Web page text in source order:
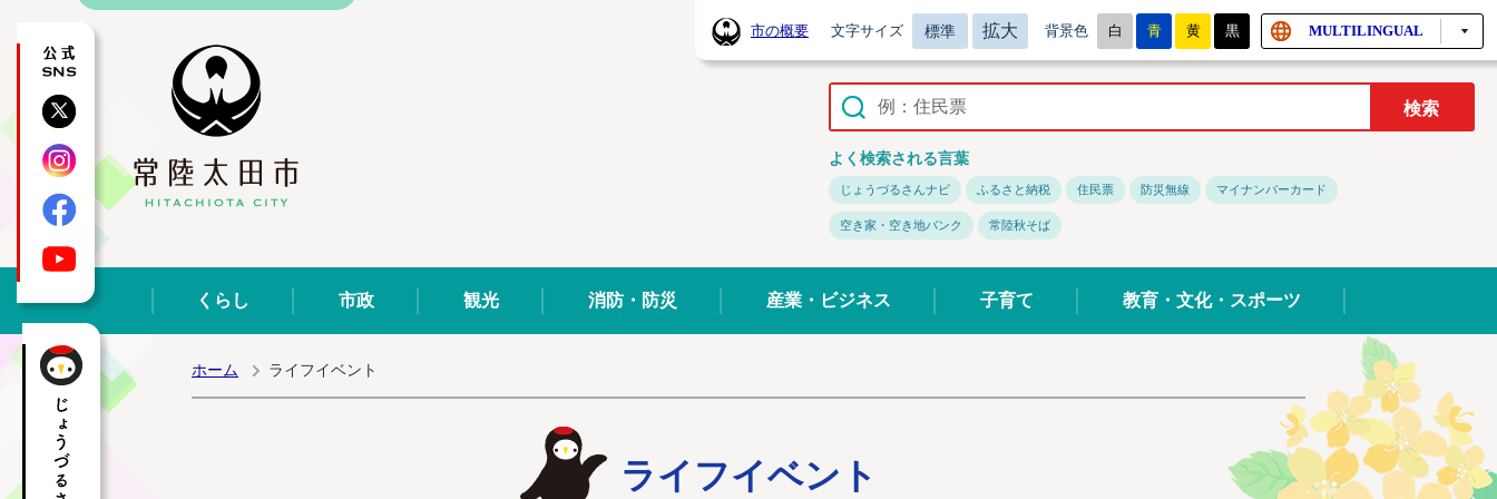
常陸太田市ホームページ
市の概要 文字サイズ 標準 拡大 背景色 白 青 黄 黒 MULTILINGUAL
よく検索される言葉
じょうづるさんナビ ふるさと納税 住民票 防災無線 マイナンバーカード
空き家・空き地バンク 常陸秋そば
公式SNS
X
Instagram
Facebook
YouTube くらし 市政 観光 消防・防災 産業・ビジネス 子育て 教育・文化・スポーツ
ホーム ライフイベント
ライフイベント